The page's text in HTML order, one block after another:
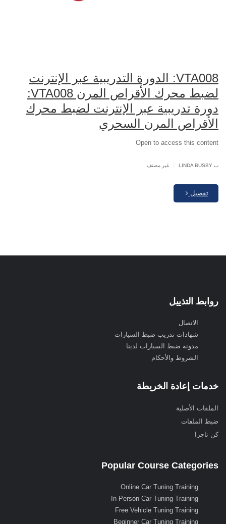
VTA008: الدورة التدريبية عبر الإنترنت
لضبط محرك الأقراص المرن VTA008:
دورة تدريبية عبر الإنترنت لضبط محرك
الأقراص المرن السحري
Open to access this content
ب LINDA BUSBY غير مصنف
تفصيل
روابط التذييل
الاتصال
شهادات تدريب ضبط السيارات
مدونة ضبط السيارات لدينا
الشروط والأحكام
خدمات إعادة الخريطة
الملفات الأصلية
ضبط الملفات
كن تاجرا
Popular Course Categories
Online Car Tuning Training
In-Person Car Tuning Training
Free Vehicle Tuning Training
Beginner Car Tuning Training